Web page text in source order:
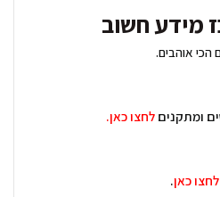
מידע חשוב
הכי אוהבים.
ומתקנים לחצו כאן.
לחצו כאן.